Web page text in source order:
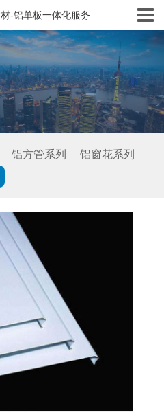
铝方管系列
铝窗花系列
-铝单板一体化服务